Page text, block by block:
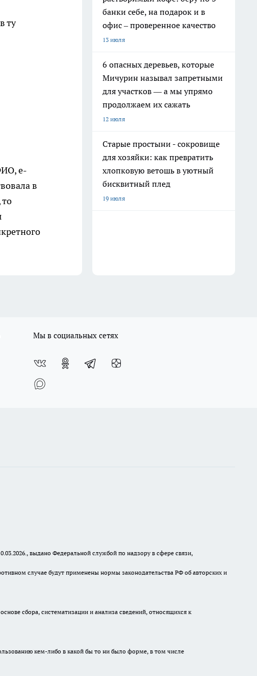
ту
e-
в
банки себе, на подарок и в
офис – проверенное качество
13 июля
6 опасных деревьев, которые
Мичурин называл запретными
для участков — а мы упрямо
продолжаем их сажать
12 июля
Старые простыни - сокровище
для хозяйки: как превратить
хлопковую ветошь в уютный
бисквитный плед
19 июля
Мы в социальных сетях
выдано Федеральной службой по надзору в сфере связи,
случае будут применены нормы законодательства РФ об авторских и
сбора, систематизации и анализа сведений, относящихся к
кем-либо в какой бы то ни было форме, в том числе